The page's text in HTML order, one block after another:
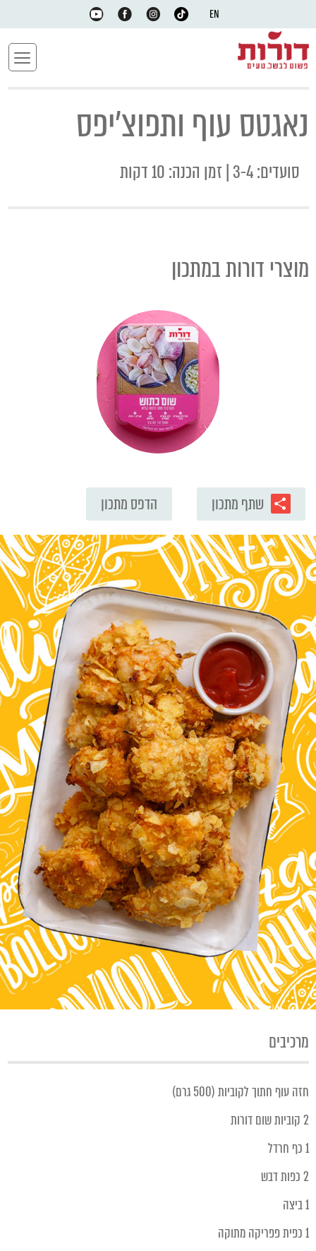
EN
נאגטס עוף ותפוצ'יפס
סועדים: 3-4 | זמן הכנה: 10 דקות
מוצרי דורות במתכון
הדפס מתכון שתף מתכון
מרכיבים
חזה עוף חתוך לקוביות (500 גרם)
2 קוביות שום דורות
1 כף חרדל
2 כפות דבש
1 ביצה
1 כפית פפריקה מתוקה